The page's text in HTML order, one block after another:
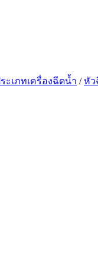
ะเภทเครื่องฉีดน้ำ / หัว